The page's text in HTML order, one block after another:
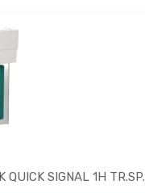
SIGNAL 1H TR.SP.